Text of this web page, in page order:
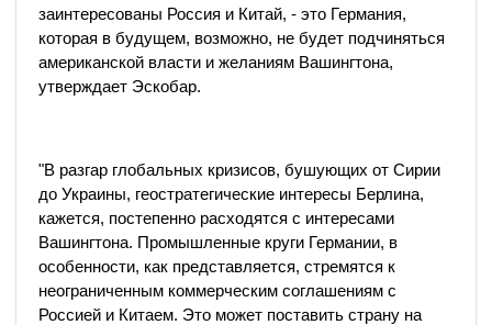
заинтересованы Россия и Китай, - это Германия,
которая в будущем, возможно, не будет подчиняться
американской власти и желаниям Вашингтона,
утверждает Эскобар.
"В разгар глобальных кризисов, бушующих от Сирии
до Украины, геостратегические интересы Берлина,
кажется, постепенно расходятся с интересами
Вашингтона. Промышленные круги Германии, в
особенности, как представляется, стремятся к
неограниченным коммерческим соглашениям с
Россией и Китаем. Это может поставить страну на